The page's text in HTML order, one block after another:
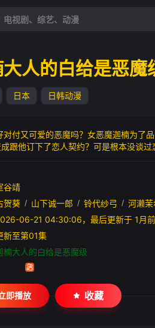
人的白给是恶魔
日本 日韩动漫
对付又可爱的恶魔吗？女恶魔迦楠为了
跟他订下了恋人契约？可是根本没谈
谷靖
贺葵 / 山下诚一郎 / 铃代纱弓 / 河濑茉
06-21 04:30:06，最后更新于 1月前
新至第01集
楠大人的白给是恶魔级
即播放 收藏